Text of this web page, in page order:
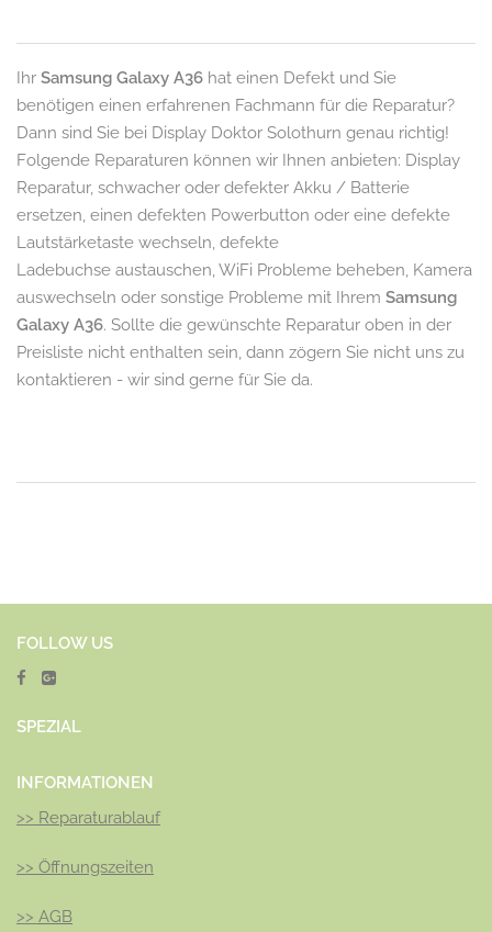
Ihr Samsung Galaxy A36 hat einen Defekt und Sie
benötigen einen erfahrenen Fachmann für die Reparatur?
Dann sind Sie bei Display Doktor Solothurn genau richtig!
Folgende Reparaturen können wir Ihnen anbieten: Display
Reparatur, schwacher oder defekter Akku / Batterie
ersetzen, einen defekten Powerbutton oder eine defekte
Lautstärketaste wechseln, defekte
Ladebuchse austauschen, WiFi Probleme beheben, Kamera
auswechseln oder sonstige Probleme mit Ihrem Samsung
Galaxy A36. Sollte die gewünschte Reparatur oben in der
Preisliste nicht enthalten sein, dann zögern Sie nicht uns zu
kontaktieren - wir sind gerne für Sie da.
FOLLOW US
SPEZIAL
INFORMATIONEN
>> Reparaturablauf
>> Öffnungszeiten
>> AGB